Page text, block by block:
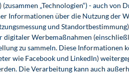
widerrufen
Support
InfoClick
„Technologien“) - auch von
Informationen über die Nutzung der
und
digitaler Werbemaßnahmen
zu sammeln. Diese Informationen
wie Facebook und LinkedIn)
Die Verarbeitung kann auch